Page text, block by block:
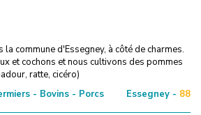
commune d'Essegney, à côté de charmes.
et cochons et nous cultivons des pommes
ratte, cicéro)
- Bovins - Porcs Essegney - 88